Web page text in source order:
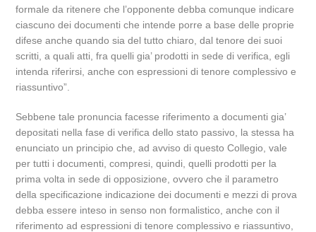
formale da ritenere che l’opponente debba comunque indicare
ciascuno dei documenti che intende porre a base delle proprie
difese anche quando sia del tutto chiaro, dal tenore dei suoi
scritti, a quali atti, fra quelli gia’ prodotti in sede di verifica, egli
intenda riferirsi, anche con espressioni di tenore complessivo e
riassuntivo”.
Sebbene tale pronuncia facesse riferimento a documenti gia’
depositati nella fase di verifica dello stato passivo, la stessa ha
enunciato un principio che, ad avviso di questo Collegio, vale
per tutti i documenti, compresi, quindi, quelli prodotti per la
prima volta in sede di opposizione, ovvero che il parametro
della specificazione indicazione dei documenti e mezzi di prova
debba essere inteso in senso non formalistico, anche con il
riferimento ad espressioni di tenore complessivo e riassuntivo,